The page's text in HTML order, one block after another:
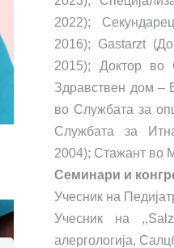
2022);
2016); Gastarzt
2015); Доктор во
Здравствен дом –
во Службата за
Службата за
2004); Стажант во
Семинари и
Учесник на
Учесник на
алергологија,